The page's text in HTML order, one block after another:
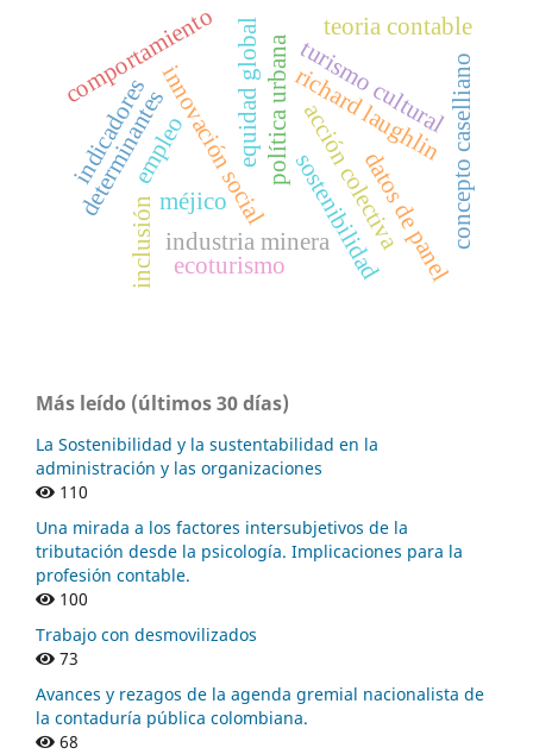
richard laughlin
innovación socialpolítica urbanaacción colectiva
empleo
comportamiento
sostenibilidad
determinantes
industria minera
méjico
turismo cultural
ecoturismo datos de panelconcepto caselliano
teoria contable
inclusión
indicadores equidad global
Más leído (últimos 30 días)
La Sostenibilidad y la sustentabilidad en la
administración y las organizaciones
110
Una mirada a los factores intersubjetivos de la
tributación desde la psicología. Implicaciones para la
profesión contable.
100
Trabajo con desmovilizados
73
Avances y rezagos de la agenda gremial nacionalista de
la contaduría pública colombiana.
68